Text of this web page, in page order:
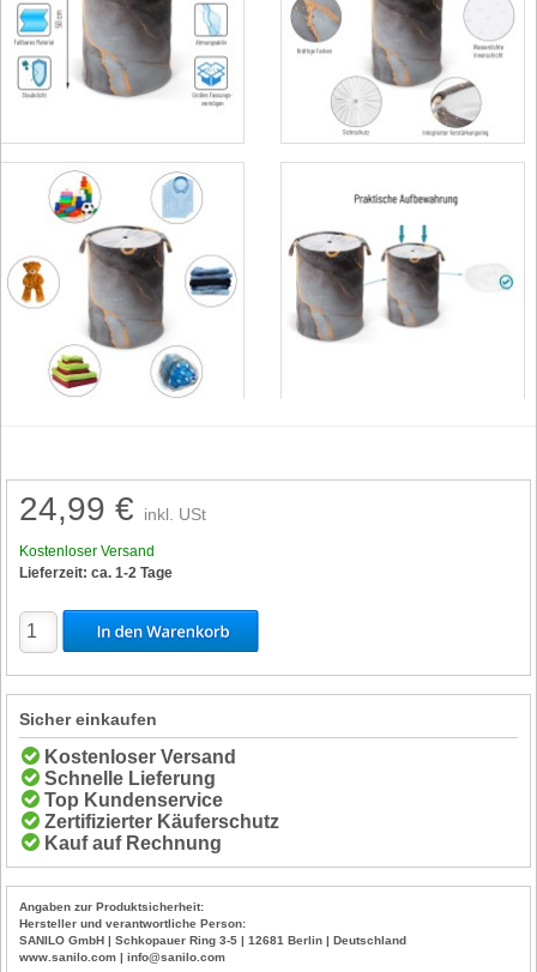
24,99 € inkl. USt
Kostenloser Versand
Lieferzeit: ca. 1-2 Tage
Sicher einkaufen
Kostenloser Versand
Schnelle Lieferung
Top Kundenservice
Zertifizierter Käuferschutz
Kauf auf Rechnung
Angaben zur Produktsicherheit:
Hersteller und verantwortliche Person:
SANILO GmbH | Schkopauer Ring 3-5 | 12681 Berlin | Deutschland
www.sanilo.com | info@sanilo.com